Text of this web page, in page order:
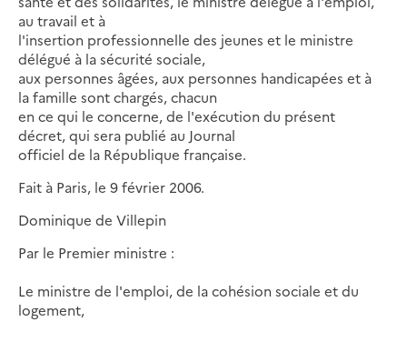
au travail et à
l'insertion professionnelle des jeunes et le ministre
délégué à la sécurité sociale,
aux personnes âgées, aux personnes handicapées et à
la famille sont chargés, chacun
en ce qui le concerne, de l'exécution du présent
décret, qui sera publié au Journal
officiel de la République française.
Fait à Paris, le 9 février 2006.
Dominique de Villepin
Par le Premier ministre :
Le ministre de l'emploi, de la cohésion sociale et du
logement,